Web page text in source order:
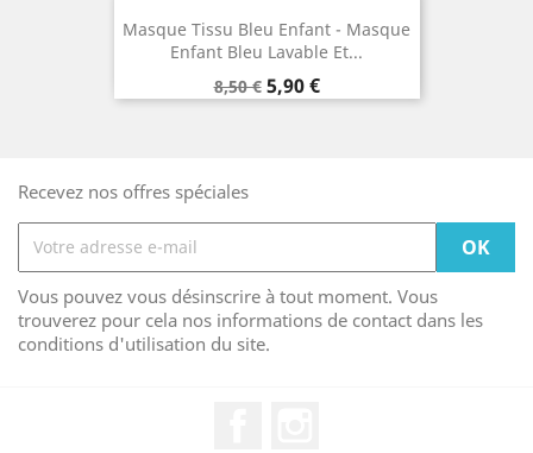
Masque Tissu Bleu Enfant - Masque
Enfant Bleu Lavable Et...
Prix
de
8,50 € Prix
5,90 €
Recevez nos offres spéciales
Vous pouvez vous désinscrire à tout moment. Vous
trouverez pour cela nos informations de contact dans les
conditions d'utilisation du site.